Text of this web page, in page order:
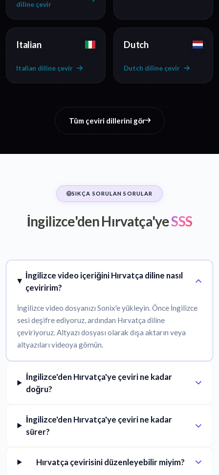
diline çevir
Italian
Italian diline çevir
Dutch
Dutch diline çevir
Tüm çeviri dillerini gör
SIKÇA SORULAN SORULAR
İngilizce'den Hırvatça'yeSSS
İngilizce video içeriğini Hırvatça diline nasıl
çeviririm?
İngilizce video dosyanızı Sonix'e yükleyin. Önce İngilizce
sesi deşifre ediyoruz, ardından Hırvatça diline
çeviriyoruz. Altyazı dosyası olarak dışa aktarın veya
altyazıları videoya gömün.
İngilizce'den Hırvatça'ye çeviri ne kadar
doğru?
İngilizce'den Hırvatça'ye çeviri ne kadar
sürer?
Hırvatça çevirisini düzenleyebilir miyim?